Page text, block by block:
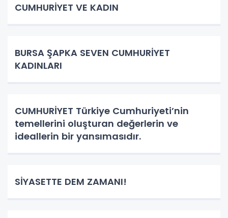
CUMHURİYET VE KADIN
BURSA ŞAPKA SEVEN CUMHURİYET
KADINLARI
CUMHURİYET Türkiye Cumhuriyeti’nin
temellerini oluşturan değerlerin ve
ideallerin bir yansımasıdır.
SİYASETTE DEM ZAMANI!